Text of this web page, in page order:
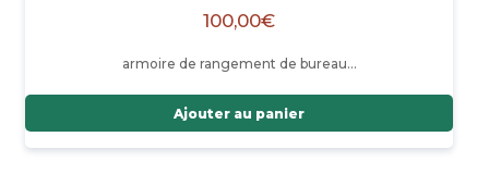
100,00€
armoire de rangement de bureau…
Ajouter au panier